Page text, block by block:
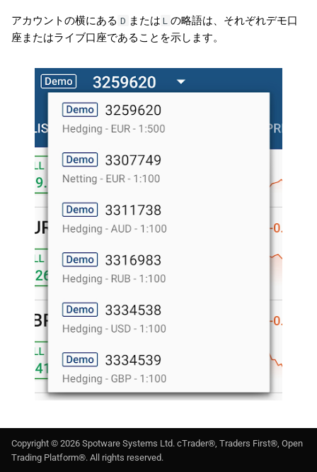
アカウントの横にある D または L の略語は、それぞれデモ口
座またはライブ口座であることを示します。
Copyright © 2026 Spotware Systems Ltd. cTrader®, Traders First®, Open
Trading Platform®. All rights reserved.